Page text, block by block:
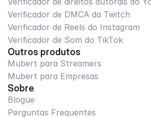
Verificador de DMCA da Twitch
Verificador de Reels do Instagram
Verificador de Som do TikTok
Outros produtos
Mubert para Streamers
Mubert para Empresas
Sobre
Blogue
Perguntas Frequentes